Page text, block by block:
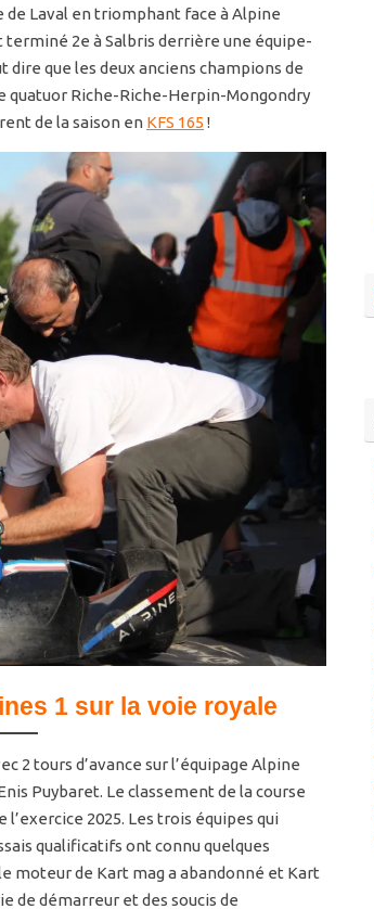
de Laval en triomphant face à Alpine
2e à Salbris derrière une équipe-
que les deux anciens champions de
quatuor Riche-Riche-Herpin-Mongondry
de la saison en KFS 165 !
1 sur la voie royale
2 tours d’avance sur l’équipage Alpine
Puybaret. Le classement de la course
2025. Les trois équipes qui
qualificatifs ont connu quelques
moteur de Kart mag a abandonné et Kart
de démarreur et des soucis de